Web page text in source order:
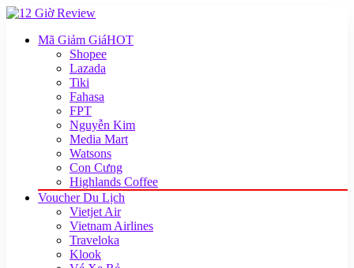
Mã Giảm GiáHOT
Shopee
Lazada
Tiki
Fahasa
FPT
Nguyễn Kim
Media Mart
Watsons
Con Cưng
Highlands Coffee
Voucher Du Lịch
Vietjet Air
Vietnam Airlines
Traveloka
Klook